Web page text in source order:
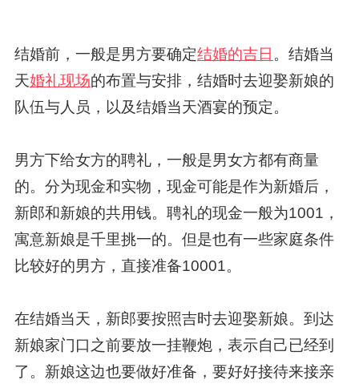
结婚前，一般是男方要确定结婚的吉日 。结婚当
天婚礼现场的布置与安排，结婚时去迎娶新娘的
队伍与人员，以及结婚当天酒宴的预定。
男方下给女方的聘礼，一般是男女方都有商量
的。分为现金和实物，现金可能是作为新婚后，
新郎和新娘的共用钱。聘礼的现金一般为1001，
寓意新娘是千里挑一的。但是也有一些家庭条件
比较好的男方，直接准备10001。
在结婚当天，新郎要按照吉时去迎娶新娘。到达
新娘家门口之前要放一挂鞭炮，表示自己已经到
了。新娘这边也要做好准备，要好好接待来接亲